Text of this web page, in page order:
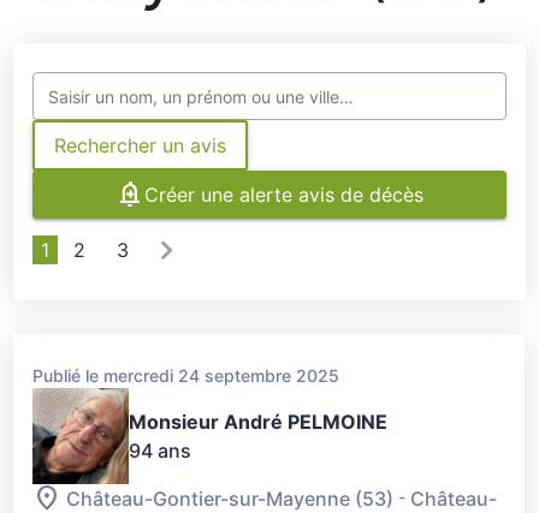
Rechercher un avis
Créer une alerte avis de décès
1 2 3
Publié le mercredi 24 septembre 2025
Monsieur André PELMOINE
94 ans
Château-Gontier-sur-Mayenne (53) - Château-